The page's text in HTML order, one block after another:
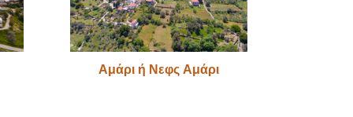
Αμάρι ή Νεφς Αμάρι